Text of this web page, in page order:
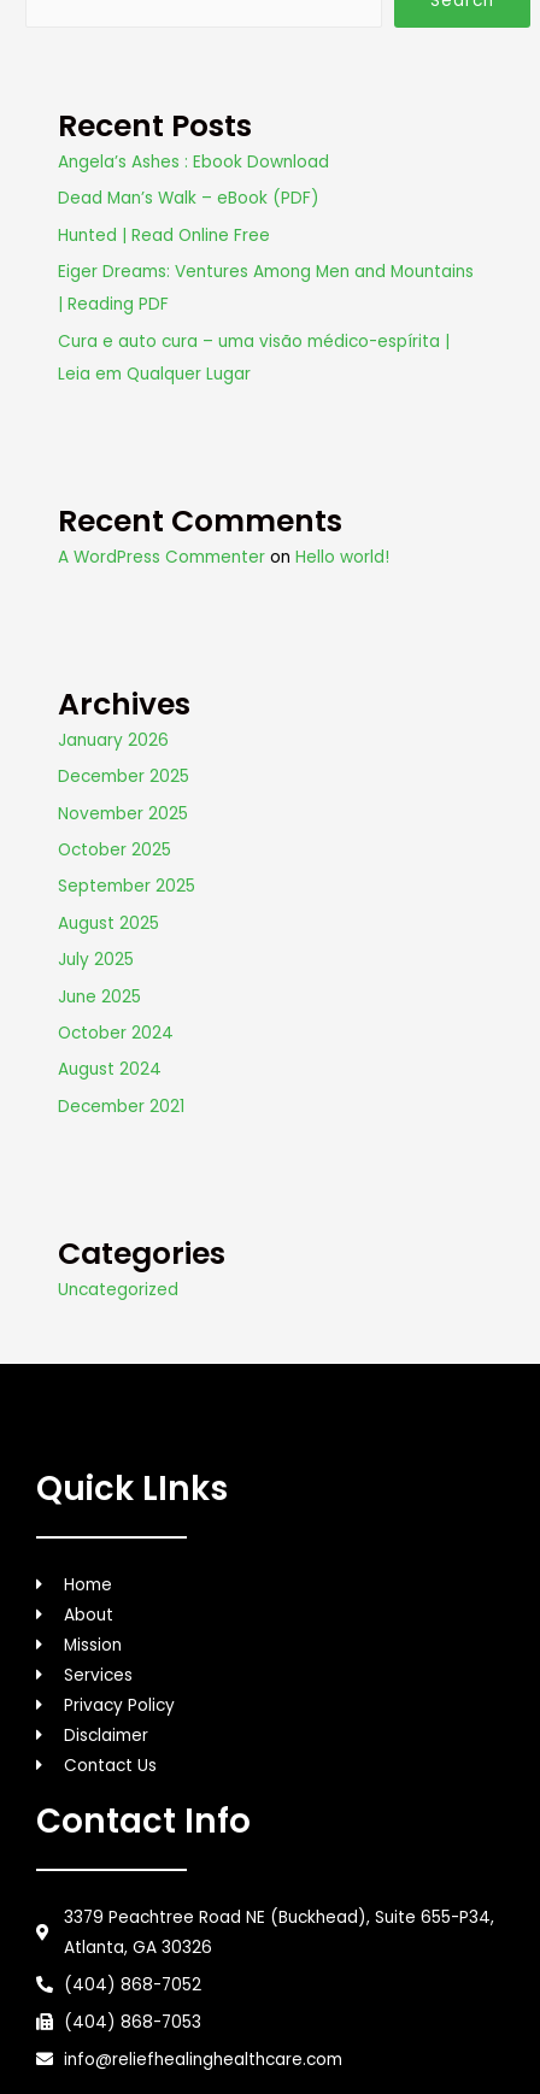
Recent Posts
Angela’s Ashes : Ebook Download
Dead Man’s Walk – eBook (PDF)
Hunted | Read Online Free
Eiger Dreams: Ventures Among Men and Mountains
| Reading PDF
Cura e auto cura – uma visão médico-espírita |
Leia em Qualquer Lugar
Recent Comments
A WordPress Commenter onHello world!
Archives
January 2026
December 2025
November 2025
October 2025
September 2025
August 2025
July 2025
June 2025
October 2024
August 2024
December 2021
Categories
Uncategorized
Quick LInks
Home
About
Mission
Services
Privacy Policy
Disclaimer
Contact Us
Contact Info
3379 Peachtree Road NE (Buckhead), Suite 655-P34,
Atlanta, GA 30326
(404) 868-7052
(404) 868-7053
info@reliefhealinghealthcare.com